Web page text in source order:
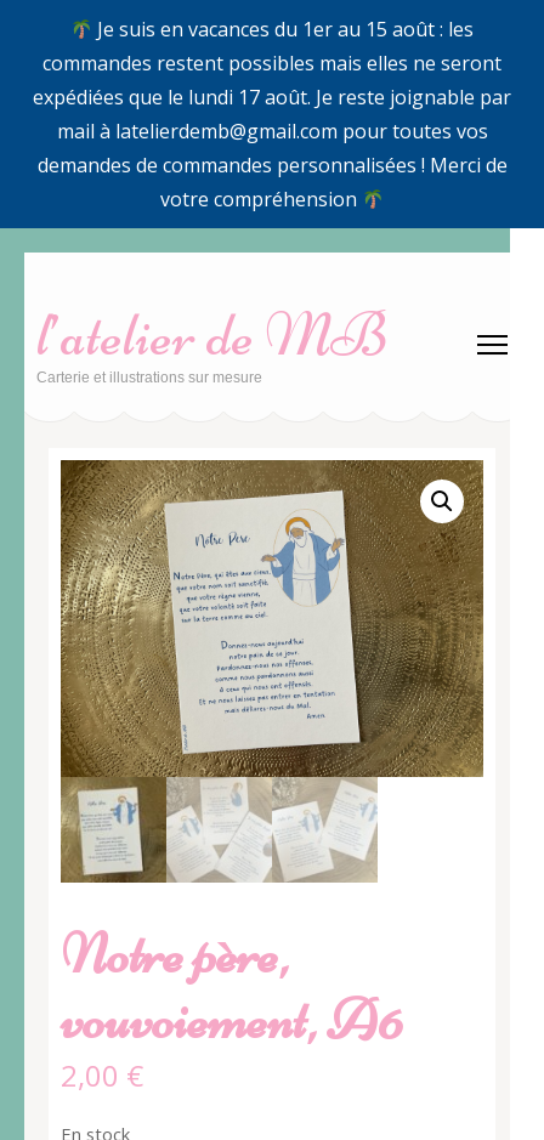
Je suis en vacances du 1er au 15 août : les
commandes restent possibles mais elles ne seront
expédiées que le lundi 17 août. Je reste joignable par
mail à latelierdemb@gmail.com pour toutes vos
demandes de commandes personnalisées ! Merci de
votre compréhension
contenu
(Pressez
l’atelier de MB
Carterie et illustrations sur mesure
Notre père,
vouvoiement, A6
2,00 €
En stock